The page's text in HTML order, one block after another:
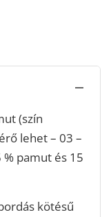
(szín
lehet – 03 –
% pamut és 15
kötésű